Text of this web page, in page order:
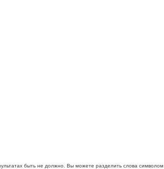
быть не должно. Вы можете разделить слова символом